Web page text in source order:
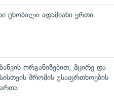
ცნობილი ადამიანი ერთი
ორგანიზებით, მცირე და
შრომის უსაფრთხოების